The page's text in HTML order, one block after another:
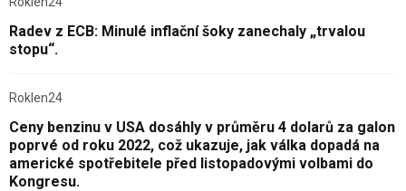
Radev z ECB: Minulé inflační šoky zanechaly „trvalou
stopu“.
Roklen24
Ceny benzinu v USA dosáhly v průměru 4 dolarů za galon
poprvé od roku 2022, což ukazuje, jak válka dopadá na
americké spotřebitele před listopadovými volbami do
Kongresu.